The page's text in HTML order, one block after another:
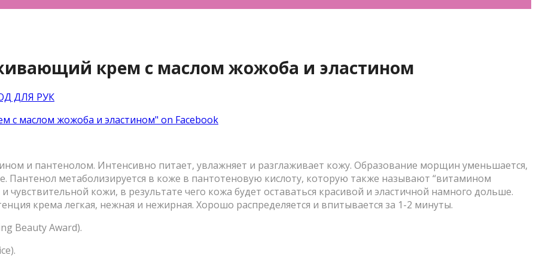
крем с маслом жожоба и эластином
ДЛЯ РУК
с маслом жожоба и эластином" on Facebook
и пантенолом. Интенсивно питает, увлажняет и разглаживает кожу. Образование морщин уменьшается,
Пантенол метаболизируется в коже в пантотеновую кислоту, которую также называют “витамином
чувствительной кожи, в результате чего кожа будет оставаться красивой и эластичной намного дольше.
крема легкая, нежная и нежирная. Хорошо распределяется и впитывается за 1-2 минуты.
Beauty Award).